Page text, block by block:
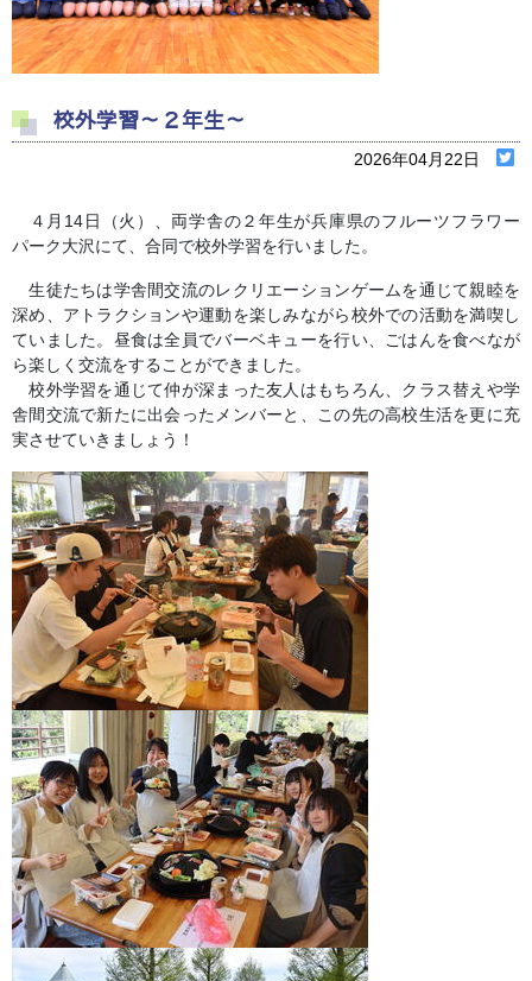
校外学習～２年生～
2026年04月22日
４月14日（火）、両学舎の２年生が兵庫県のフルーツフラワー
パーク大沢にて、合同で校外学習を行いました。
生徒たちは学舎間交流のレクリエーションゲームを通じて親睦を
深め、アトラクションや運動を楽しみながら校外での活動を満喫し
ていました。昼食は全員でバーベキューを行い、ごはんを食べなが
ら楽しく交流をすることができました。
校外学習を通じて仲が深まった友人はもちろん、クラス替えや学
舎間交流で新たに出会ったメンバーと、この先の高校生活を更に充
実させていきましょう！